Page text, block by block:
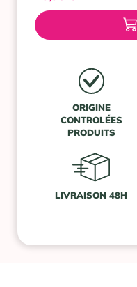
ORIGINE
CONTROLÉES
PRODUITS
LIVRAISON 48H